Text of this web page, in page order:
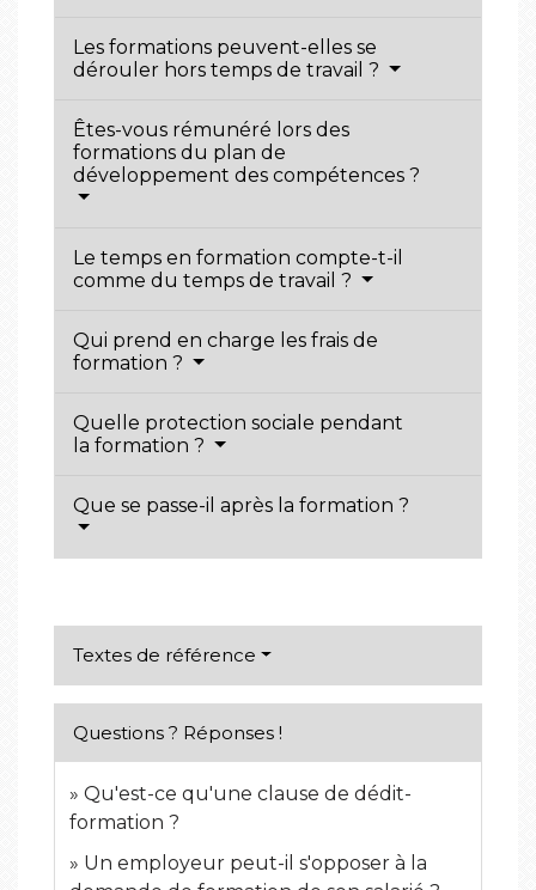
Les formations peuvent-elles se
dérouler hors temps de travail ?
Êtes-vous rémunéré lors des
formations du plan de
développement des compétences ?
Le temps en formation compte-t-il
comme du temps de travail ?
Qui prend en charge les frais de
formation ?
Quelle protection sociale pendant
la formation ?
Que se passe-il après la formation ?
Textes de référence
Questions ? Réponses !
Qu'est-ce qu'une clause de dédit-
formation ?
Un employeur peut-il s'opposer à la